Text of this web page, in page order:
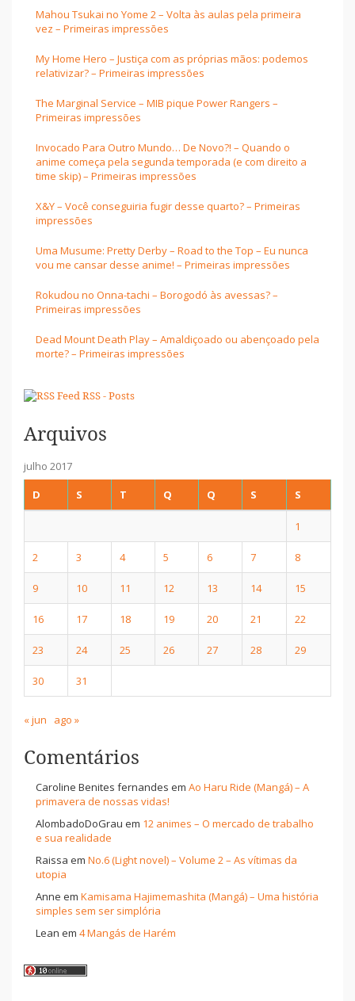
Mahou Tsukai no Yome 2 – Volta às aulas pela primeira
vez – Primeiras impressões
My Home Hero – Justiça com as próprias mãos: podemos
relativizar? – Primeiras impressões
The Marginal Service – MIB pique Power Rangers –
Primeiras impressões
Invocado Para Outro Mundo… De Novo?! – Quando o
anime começa pela segunda temporada (e com direito a
time skip) – Primeiras impressões
X&Y – Você conseguiria fugir desse quarto? – Primeiras
impressões
Uma Musume: Pretty Derby – Road to the Top – Eu nunca
vou me cansar desse anime! – Primeiras impressões
Rokudou no Onna-tachi – Borogodó às avessas? –
Primeiras impressões
Dead Mount Death Play – Amaldiçoado ou abençoado pela
morte? – Primeiras impressões
RSS - Posts
Arquivos
julho 2017
D
S T Q Q S S
1
2 3 4 5 6 7 8
9 10 11 12 13 14 15
16 17 18 19 20 21 22
23 24 25 26 27 28 29
30 31
« jun ago »
Comentários
Caroline Benites fernandes em Ao Haru Ride (Mangá) – A
primavera de nossas vidas!
AlombadoDoGrau em 12 animes – O mercado de trabalho
e sua realidade
Raissa em No.6 (Light novel) – Volume 2 – As vítimas da
utopia
Anne em Kamisama Hajimemashita (Mangá) – Uma história
simples sem ser simplória
Lean em 4 Mangás de Harém